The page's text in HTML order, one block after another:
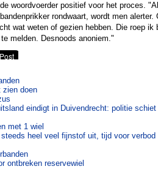
woordvoerder positief voor het proces.
rondwaart, wordt men alerter.
wat weten of gezien hebben. Die roep ik
melden. Desnoods anoniem."
zien doen
eindigt in Duivendrecht: politie schiet
met 1 wiel
heel veel fijnstof uit, tijd voor verbod
ontbreken reservewiel